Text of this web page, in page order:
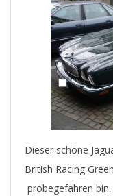
Dieser schöne
British Racing
probegefahren